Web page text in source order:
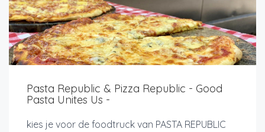
Pasta Republic & Pizza Republic - Good
Pasta Unites Us -
kies je voor de foodtruck van PASTA REPUBLIC